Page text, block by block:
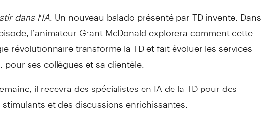
dans l’IA . Un nouveau balado présenté par TD invente. Dans
l’animateur Grant McDonald explorera comment cette
révolutionnaire transforme la TD et fait évoluer les services
pour ses collègues et sa clientèle.
il recevra des spécialistes en IA de la TD pour des
et des discussions enrichissantes.